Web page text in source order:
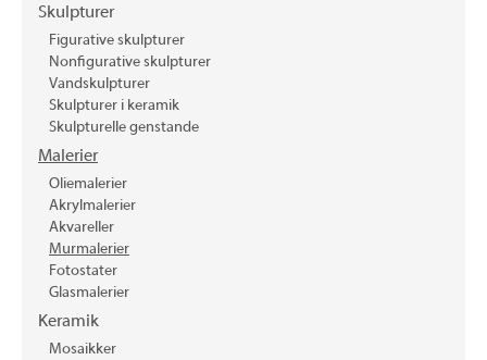
Skulpturer
Figurative skulpturer
Nonfigurative skulpturer
Vandskulpturer
Skulpturer i keramik
Skulpturelle genstande
Malerier
Oliemalerier
Akrylmalerier
Akvareller
Murmalerier
Fotostater
Glasmalerier
Keramik
Mosaikker